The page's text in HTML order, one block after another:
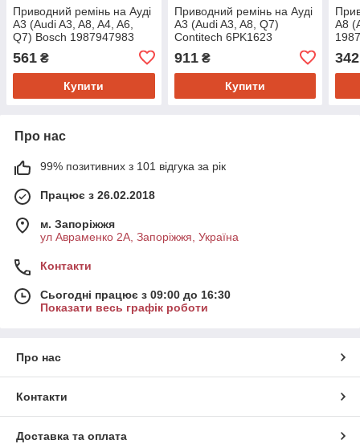
Приводний ремінь на Ауді
A3 (Audi A3, A8, A4, A6,
Q7) Bosch 1987947983
561 ₴
Купити
Приводний ремінь на Ауді
A3 (Audi A3, A8, Q7)
Contitech 6PK1623
911₴
Купити
A8
342
Про нас
99% позитивних з 101 відгука за рік
Працює з 26.02.2018
м. Запоріжжя
ул Авраменко 2А, Запоріжжя, Україна
Контакти
Сьогодні працює з 09:00 до 16:30
Показати весь графік роботи
Про нас
Контакти
Доставка та оплата